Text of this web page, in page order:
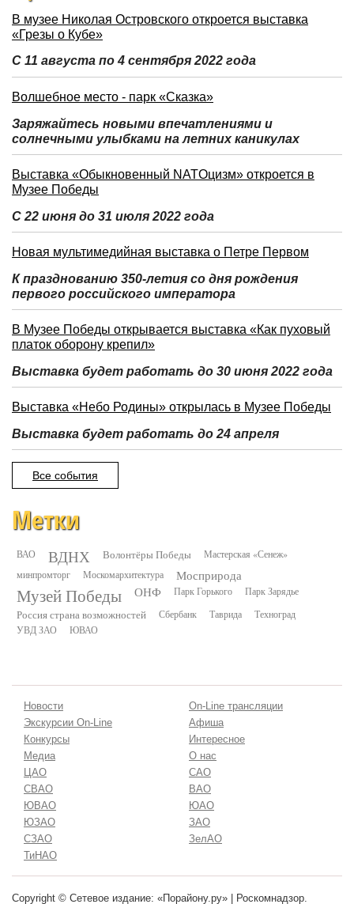
В музее Николая Островского откроется выставка
«Грезы о Кубе»
С 11 августа по 4 сентября 2022 года
Волшебное место - парк «Сказка»
Заряжайтесь новыми впечатлениями и
солнечными улыбками на летних каникулах
Выставка «Обыкновенный NATOцизм» откроется в
Музее Победы
С 22 июня до 31 июля 2022 года
Новая мультимедийная выставка о Петре Первом
К празднованию 350-летия со дня рождения
первого российского императора
В Музее Победы открывается выставка «Как пуховый
платок оборону крепил»
Выставка будет работать до 30 июня 2022 года
Выставка «Небо Родины» открылась в Музее Победы
Выставка будет работать до 24 апреля
Все события
Метки
ВАО ВДНХ Волонтёры Победы
Мастерская «Сенеж»
минпромторг
Москомархитектура Мосприрода
Музей Победы ОНФ Парк Горького Парк Зарядье
Россия страна возможностей Сбербанк Таврида
Техноград
УВД ЗАО
ЮВАО
Новости
On-Line трансляции
Экскурсии On-Line
Афиша
Конкурсы
Интересное
Медиа
О нас
ЦАО
САО
СВАО
ВАО
ЮВАО
ЮАО
ЮЗАО
ЗАО
СЗАО
ЗелАО
ТиНАО
Copyright © Сетевое издание: «Порайону.ру» | Роскомнадзор.